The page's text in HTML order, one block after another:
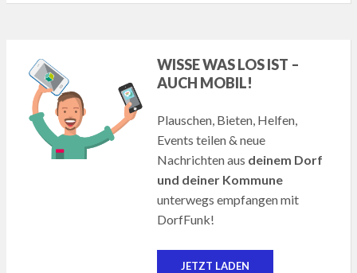
WISSE WAS LOS IST –
AUCH MOBIL!
Plauschen, Bieten, Helfen,
Events teilen & neue
Nachrichten aus deinem Dorf
und deiner Kommune
unterwegs empfangen mit
DorfFunk!
JETZT LADEN